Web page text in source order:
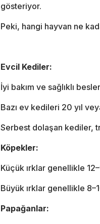
gösteriyor.
Peki, hangi hayvan ne
Evcil Kediler:
İyi bakım ve sağlıklı
Bazı ev kedileri 20 yıl
Serbest dolaşan kediler,
Köpekler:
Küçük ırklar genellikle
Büyük ırklar genellikle
Papağanlar: